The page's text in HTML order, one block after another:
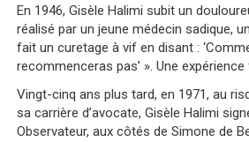
En 1946, Gisèle Halimi subit un
réalisé par un jeune médecin sadique,
fait un curetage à vif en disant :
recommenceras pas’ ». Une
Vingt-cinq ans plus tard, en 1971, au
sa carrière d’avocate, Gisèle Halimi
Observateur, aux côtés de Simone de